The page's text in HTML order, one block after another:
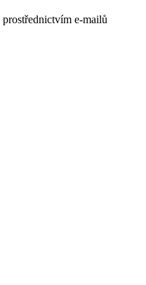
prostřednictvím e-mailů